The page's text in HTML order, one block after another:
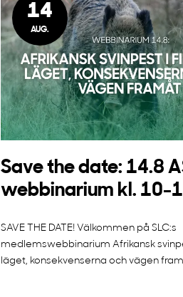
14
AUG.
Save the date: 14.8
webbinarium kl. 10-
SAVE THE DATE! Välkommen på SLC:s
medlemswebbinarium Afrikansk
läget, konsekvenserna och vägen